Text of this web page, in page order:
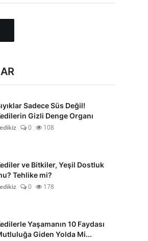
Sadece Süs Değil!
Gizli Denge Organı
0 108
ve Bitkiler, Yeşil Dostluk
Tehlike mi?
0 178
Yaşamanın 10 Faydası
Giden Yolda Mi...